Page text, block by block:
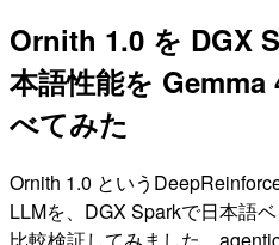
Ornith 1.0 を DGX
本語性能を
べてみた
Ornith 1.0 という
LLMを、DGX Sparkで日本語
比較検証してみました。